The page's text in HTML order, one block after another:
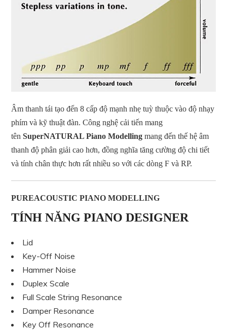
Âm thanh tái tạo đến 8 cấp độ mạnh nhẹ tuỳ thuộc vào độ nhạy
phím và kỹ thuật đàn. Công nghệ cải tiến mang
tênSuperNATURAL Piano Modellingmang đến thế hệ âm
thanh độ phân giải cao hơn, đồng nghĩa tăng cường độ chi tiết
và tính chân thực hơn rất nhiều so với các dòng F và RP.
PUREACOUSTIC PIANO MODELLING
TÍNH NĂNG PIANO DESIGNER
Lid
Key-Off Noise
Hammer Noise
Duplex Scale
Full Scale String Resonance
Damper Resonance
Key Off Resonance